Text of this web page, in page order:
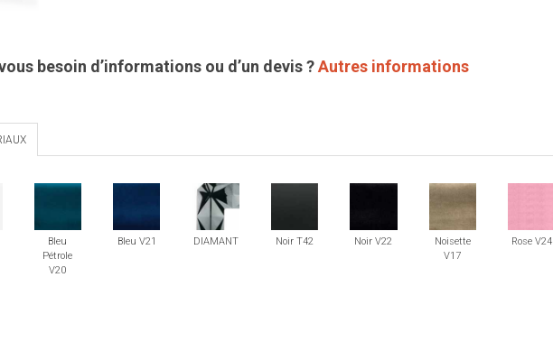
besoin d’informations ou d’un devis ?Autres informations
Bleu
Pétrole
V20
Bleu V21 DIAMANT Noir T42 Noir V22
Noisette
V17
Rose V24